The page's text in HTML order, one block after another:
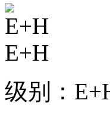
E+H
级别：